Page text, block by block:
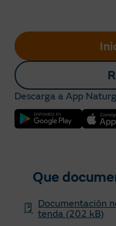
Descarga a App
Que
Documentación
tenda (202 kB)